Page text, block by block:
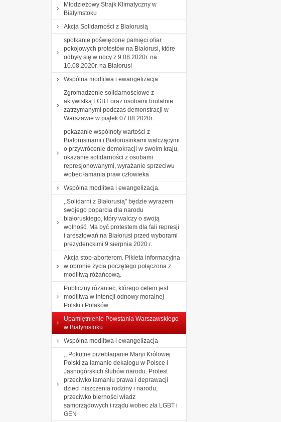
Młodzieżowy Strajk Klimatyczny w
Białymstoku
Akcja Solidarności z Białorusią
spotkanie poświęcone pamięci ofiar
pokojowych protestów na Białorusi, które
odbyły się w nocy z 9.08.2020r. na
10.08.2020r. na Białorusi
Wspólna modlitwa i ewangelizacja.
Zgromadzenie solidarnościowe z
aktywistką LGBT oraz osobami brutalnie
zatrzymanymi podczas demonstracji w
Warszawie w piątek 07.08.2020r.
pokazanie wspólnoty wartości z
Białorusinami i Białorusinkami walczącymi
o przywrócenie demokracji w swoim kraju,
okazanie solidarności z osobami
represjonowanymi, wyrażanie sprzeciwu
wobec łamania praw człowieka
Wspólna modlitwa i ewangelizacja.
,,Solidarni z Białorusią" będzie wyrazem
swojego poparcia dla narodu
białoruskiego, który walczy o swoją
wolność. Ma być protestem dla fali represji
i aresztowań na Białorusi przed wyborami
prezydenckimi 9 sierpnia 2020 r.
Akcja stop-aborterom. Pikieta informacyjna
w obronie życia poczętego połączona z
modlitwą różańcową.
Publiczny różaniec, którego celem jest
modlitwa w intencji odnowy moralnej
Polski i Polaków
Upamiętnienie Powstania Warszawskiego
w Białymstoku
Wspólna modlitwa i ewangelizacja
,, Pokutne przebłaganie Maryi Królowej
Polski za łamanie dekalogu w Polsce i
Jasnogórskich ślubów narodu. Protest
przeciwko łamaniu prawa i deprawacji
dzieci niszczenia rodziny i narodu,
przeciwko bierności władz
samorządowych i rządu wobec zła LGBT i
GEN